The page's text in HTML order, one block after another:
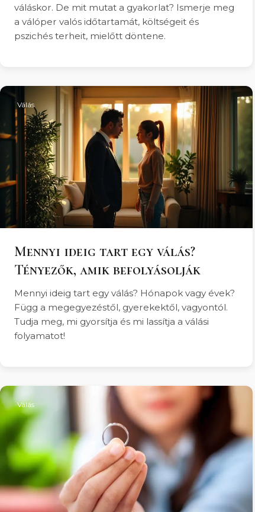
váláskor. De mit mutat a gyakorlat? Ismerje meg
a válóper valós időtartamát, költségeit és
pszichés terheit, mielőtt döntene.
Válás
Mennyi ideig tart egy válás?
Tényezők, amik befolyásolják
Mennyi ideig tart egy válás? Hónapok vagy évek?
Függ a megegyezéstől, gyerekektől, vagyontól.
Tudja meg, mi gyorsítja és mi lassítja a válási
folyamatot!
Válás